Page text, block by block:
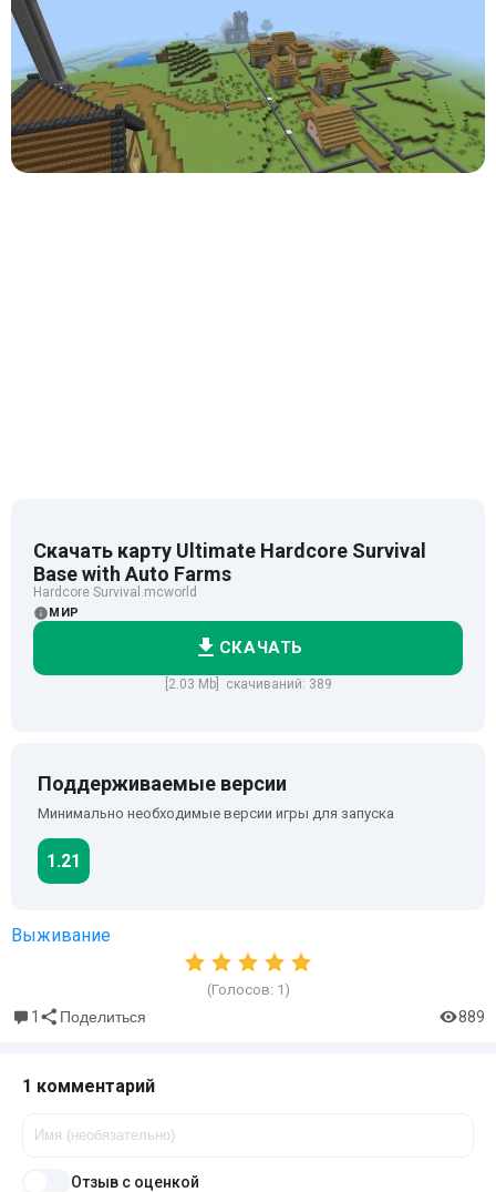
Скачать карту Ultimate Hardcore Survival
Base with Auto Farms
Hardcore Survival.mcworld
МИР
СКАЧАТЬ
[2.03 Mb] скачиваний: 389
Поддерживаемые версии
Минимально необходимые версии игры для запуска
1.21
Выживание
(Голосов: 1 )
1 Поделиться 889
1 комментарий
Отзыв с оценкой